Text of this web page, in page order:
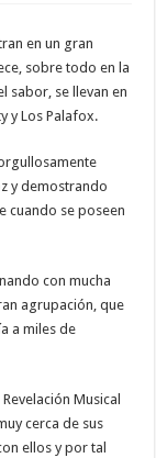
en un gran
sobre todo en la
sabor, se llevan en
y Los Palafox.
y demostrando
cuando se poseen
con mucha
agrupación, que
a miles de
Musical
cerca de sus
ellos y por tal